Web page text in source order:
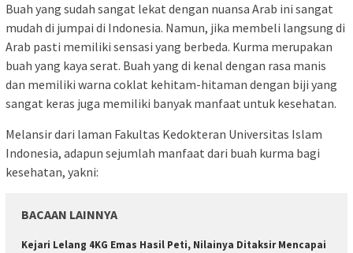
Buah yang sudah sangat lekat dengan nuansa Arab ini sangat
mudah di jumpai di Indonesia. Namun, jika membeli langsung di
Arab pasti memiliki sensasi yang berbeda. Kurma merupakan
buah yang kaya serat. Buah yang di kenal dengan rasa manis
dan memiliki warna coklat kehitam-hitaman dengan biji yang
sangat keras juga memiliki banyak manfaat untuk kesehatan.
Melansir dari laman Fakultas Kedokteran Universitas Islam
Indonesia, adapun sejumlah manfaat dari buah kurma bagi
kesehatan, yakni:
BACAAN LAINNYA
Kejari Lelang 4KG Emas Hasil Peti, Nilainya Ditaksir Mencapai